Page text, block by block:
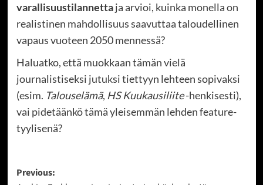
varallisuustilannettaja arvioi, kuinka monella on
realistinen mahdollisuus saavuttaa taloudellinen
vapaus vuoteen 2050 mennessä?
Haluatko, että muokkaan tämän vielä
journalistiseksi jutuksi tiettyyn lehteen sopivaksi
(esim. Talouselämä, HS Kuukausiliite-henkisesti),
vai pidetäänkö tämä yleisemmän lehden feature-
tyylisenä?
Post
Previous: